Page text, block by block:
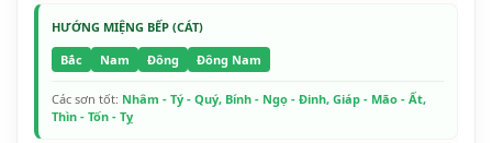
HƯỚNG MIỆNG BẾP (CÁT)
Bắc
Nam Đông Đông Nam
Các sơn tốt: Nhâm - Tý - Quý, Bính - Ngọ - Đinh, Giáp - Mão - Ất,
Thìn - Tốn - Tỵ